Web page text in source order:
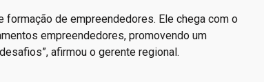
formação de empreendedores. Ele chega com o
empreendedores, promovendo um
afirmou o gerente regional.